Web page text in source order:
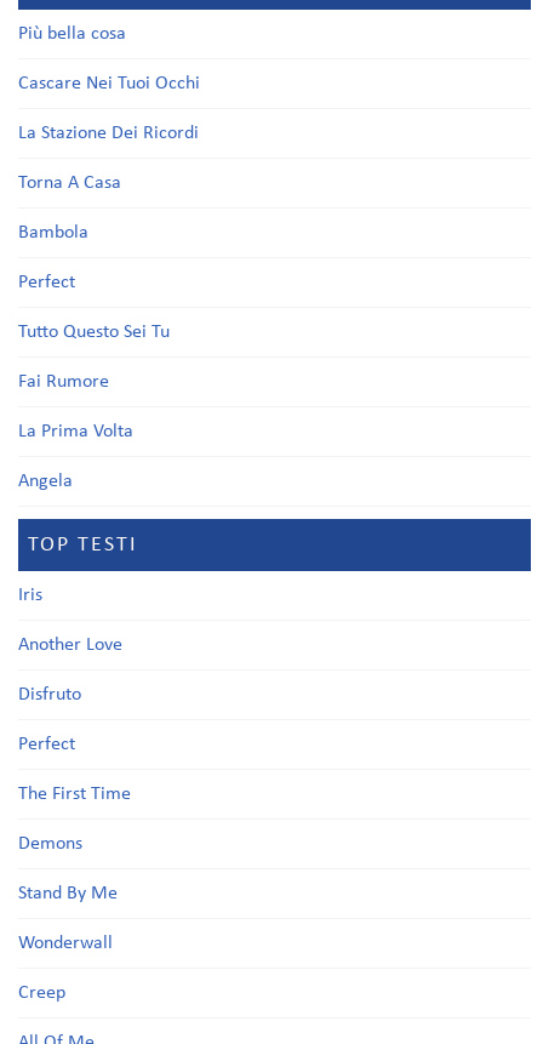
Più bella cosa
Cascare Nei Tuoi Occhi
La Stazione Dei Ricordi
Torna A Casa
Bambola
Perfect
Tutto Questo Sei Tu
Fai Rumore
La Prima Volta
Angela
TOP TESTI
Iris
Another Love
Disfruto
Perfect
The First Time
Demons
Stand By Me
Wonderwall
Creep